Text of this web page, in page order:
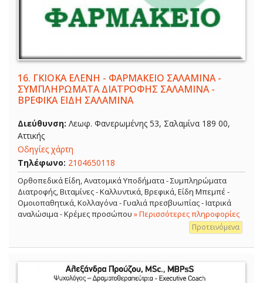
16. ΓΚΙΟΚΑ ΕΛΕΝΗ - ΦΑΡΜΑΚΕΙΟ ΣΑΛΑΜΙΝΑ -
ΣΥΜΠΛΗΡΩΜΑΤΑ ΔΙΑΤΡΟΦΗΣ ΣΑΛΑΜΙΝΑ -
ΒΡΕΦΙΚΑ ΕΙΔΗ ΣΑΛΑΜΙΝΑ
Διεύθυνση: Λεωφ. Φανερωμένης 53, Σαλαμίνα 189 00,
Αττικής
Οδηγίες χάρτη
Τηλέφωνο: 2104650118
Ορθοπεδικά Είδη, Ανατομικά Υποδήματα - Συμπληρώματα
Διατροφής, Βιταμίνες - Καλλυντικά, Βρεφικά, Είδη Μπεμπέ -
Ομοιοπαθητικά, Κολλαγόνα - Γυαλιά πρεσβυωπίας - Ιατρικά
αναλώσιμα - Κρέμες προσώπου » Περισσότερες πληροφορίες
Προτεινόμενα